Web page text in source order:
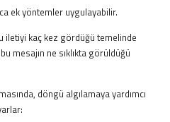
ek yöntemler uygulayabilir.
iletiyi kaç kez gördüğü temelinde
mesajın ne sıklıkta görüldüğü
döngü algılamaya yardımcı